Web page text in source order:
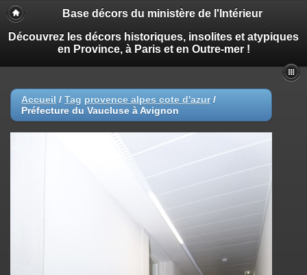
Base décors du ministère de l'Intérieur
Découvrez les décors historiques, insolites et atypiques
en Province, à Paris et en Outre-mer !
Accueil / Tag provence alpes cote d'azur/
Préfecture du Vaucluse à Avignon